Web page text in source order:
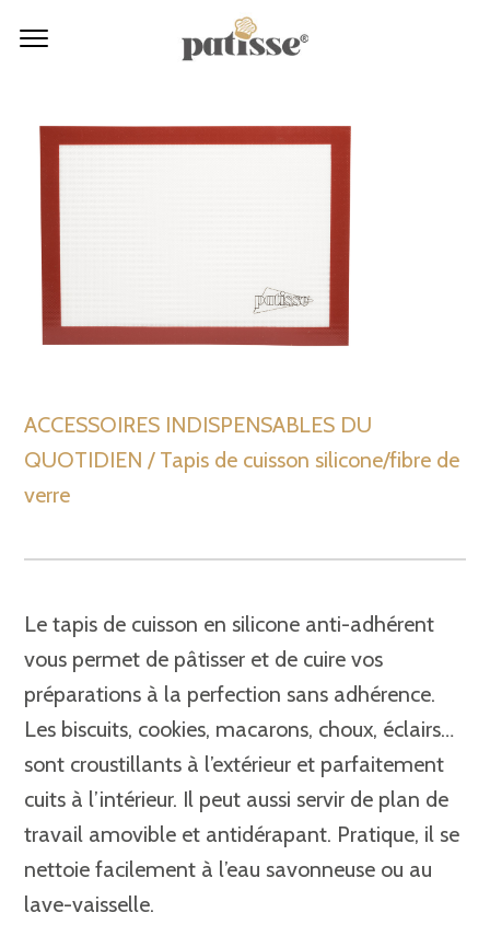
ACCESSOIRES INDISPENSABLES DU
QUOTIDIEN / Tapis de cuisson silicone/fibre de
verre
Le tapis de cuisson en silicone anti-adhérent
vous permet de pâtisser et de cuire vos
préparations à la perfection sans adhérence.
Les biscuits, cookies, macarons, choux, éclairs…
sont croustillants à l’extérieur et parfaitement
cuits à l’intérieur. Il peut aussi servir de plan de
travail amovible et antidérapant. Pratique, il se
nettoie facilement à l’eau savonneuse ou au
lave-vaisselle.